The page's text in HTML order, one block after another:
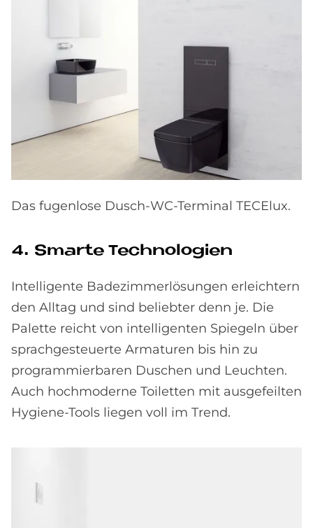
Das fugenlose Dusch-WC-Terminal TECElux.
4. Smar­te Tech­no­lo­gi­en
Intelligente Badezimmerlösungen erleichtern
den Alltag und sind beliebter denn je. Die
Palette reicht von intelligenten Spiegeln über
sprachgesteuerte Armaturen bis hin zu
programmierbaren Duschen und Leuchten.
Auch hochmoderne Toiletten mit ausgefeilten
Hygiene-Tools liegen voll im Trend.